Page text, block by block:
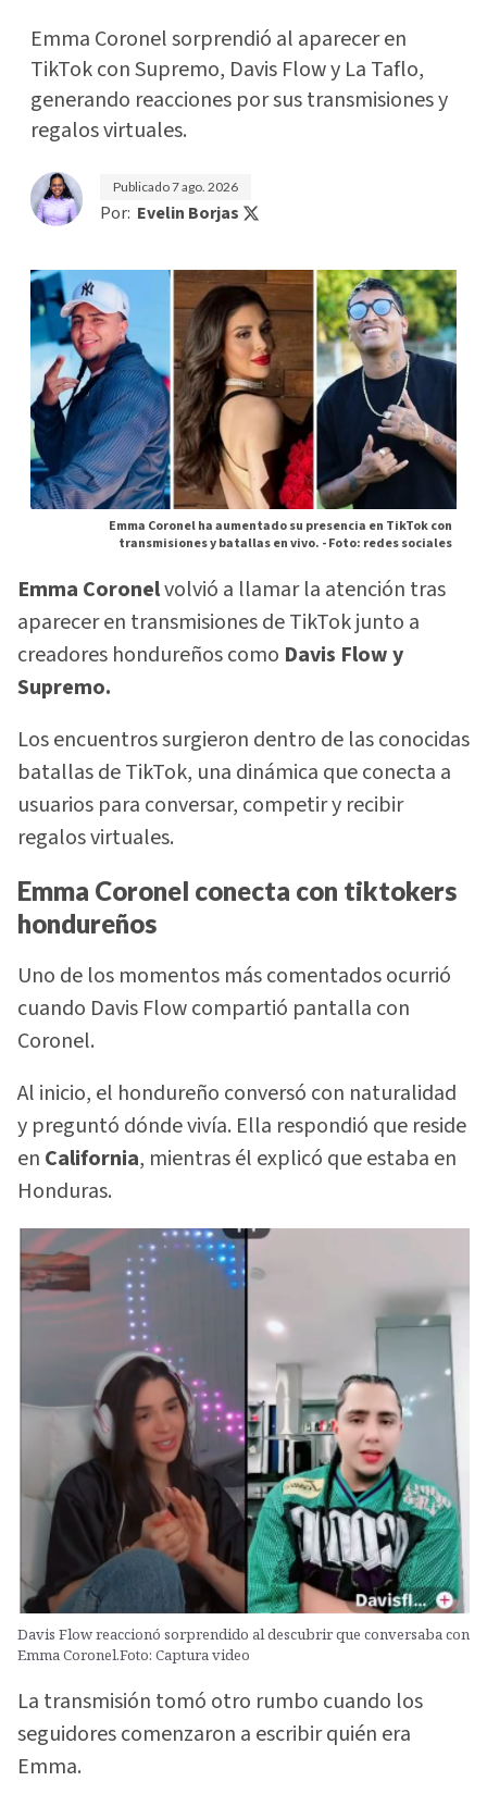
Emma Coronel sorprendió al aparecer en
TikTok con Supremo, Davis Flow y La Taflo,
generando reacciones por sus transmisiones y
regalos virtuales.
Publicado7 ago. 2026
Por: Evelin Borjas
Emma Coronel ha aumentado su presencia en TikTok con
transmisiones y batallas en vivo. -Foto: redes sociales
Emma Coronelvolvió a llamar la atención tras
aparecer en transmisiones de TikTok junto a
creadores hondureños como Davis Flow y
Supremo.
Los encuentros surgieron dentro de las conocidas
batallas de TikTok, una dinámica que conecta a
usuarios para conversar, competir y recibir
regalos virtuales.
Emma Coronel conecta con tiktokers
hondureños
Uno de los momentos más comentados ocurrió
cuando Davis Flow compartió pantalla con
Coronel.
Al inicio, el hondureño conversó con naturalidad
y preguntó dónde vivía. Ella respondió que reside
en California, mientras él explicó que estaba en
Honduras.
Davis Flow reaccionó sorprendido al descubrir que conversaba con
Emma Coronel.Foto: Captura video
La transmisión tomó otro rumbo cuando los
seguidores comenzaron a escribir quién era
Emma.